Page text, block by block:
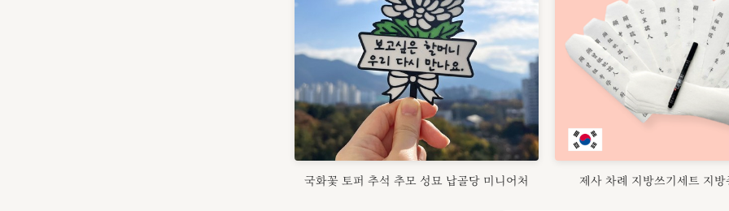
국화꽃 토퍼 추석 추모 성묘 납골당 미니어처 제사 차례 지방쓰기세트 지